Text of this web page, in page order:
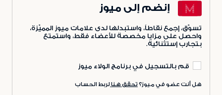
إنضم إلى ميوز
تسوّق، إجمع نقاطاً، واستبدلها لدى علامات ميوز المميّزة،
واحصل على مزايا مخصصة للأعضاء فقط، واستمتع
بتجارب إستثنائية.
قم بالتسجيل في برنامج الولاء ميوز
هل أنت عضو في ميوز؟ تحقق هنا لربط الحساب